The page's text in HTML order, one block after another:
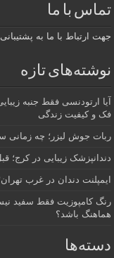
تماس با ما
جهت ارتباط با ما به پشتیبانی واتساپ به
نوشته‌های تازه
آیا ارتودنسی فقط جنبه
فک و کیفیت زندگی
ربات جوش لیزر؛ چه زمانی
دندانپزشک زیبایی در کرج؛
ایمپلنت دندان در غرب
رنگ کامپوزیت فقط سفید
هماهنگ باشد؟
دسته‌ها